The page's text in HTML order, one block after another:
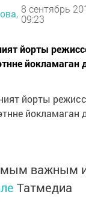
8 сентябрь
09:23
йорты
йокламаган
йорты
йокламаган
важным
Татмедиа